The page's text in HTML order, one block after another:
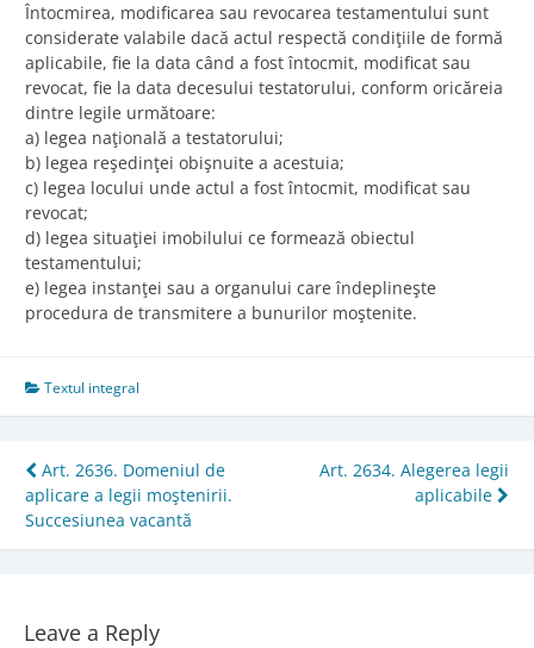
Întocmirea, modificarea sau revocarea testamentului sunt
considerate valabile dacă actul respectă condiţiile de formă
aplicabile, fie la data când a fost întocmit, modificat sau
revocat, fie la data decesului testatorului, conform oricăreia
dintre legile următoare:
a) legea naţională a testatorului;
b) legea reşedinţei obişnuite a acestuia;
c) legea locului unde actul a fost întocmit, modificat sau
revocat;
d) legea situaţiei imobilului ce formează obiectul
testamentului;
e) legea instanţei sau a organului care îndeplineşte
procedura de transmitere a bunurilor moştenite.
Textul integral
Post
navigation
Art. 2636. Domeniul de
aplicare a legii moştenirii.
Succesiunea vacantă
Art. 2634. Alegerea legii
aplicabile
Leave a Reply